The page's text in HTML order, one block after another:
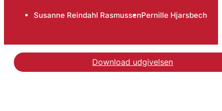
Susanne Reindahl RasmussenPernille Hjarsbech
Download udgivelsen